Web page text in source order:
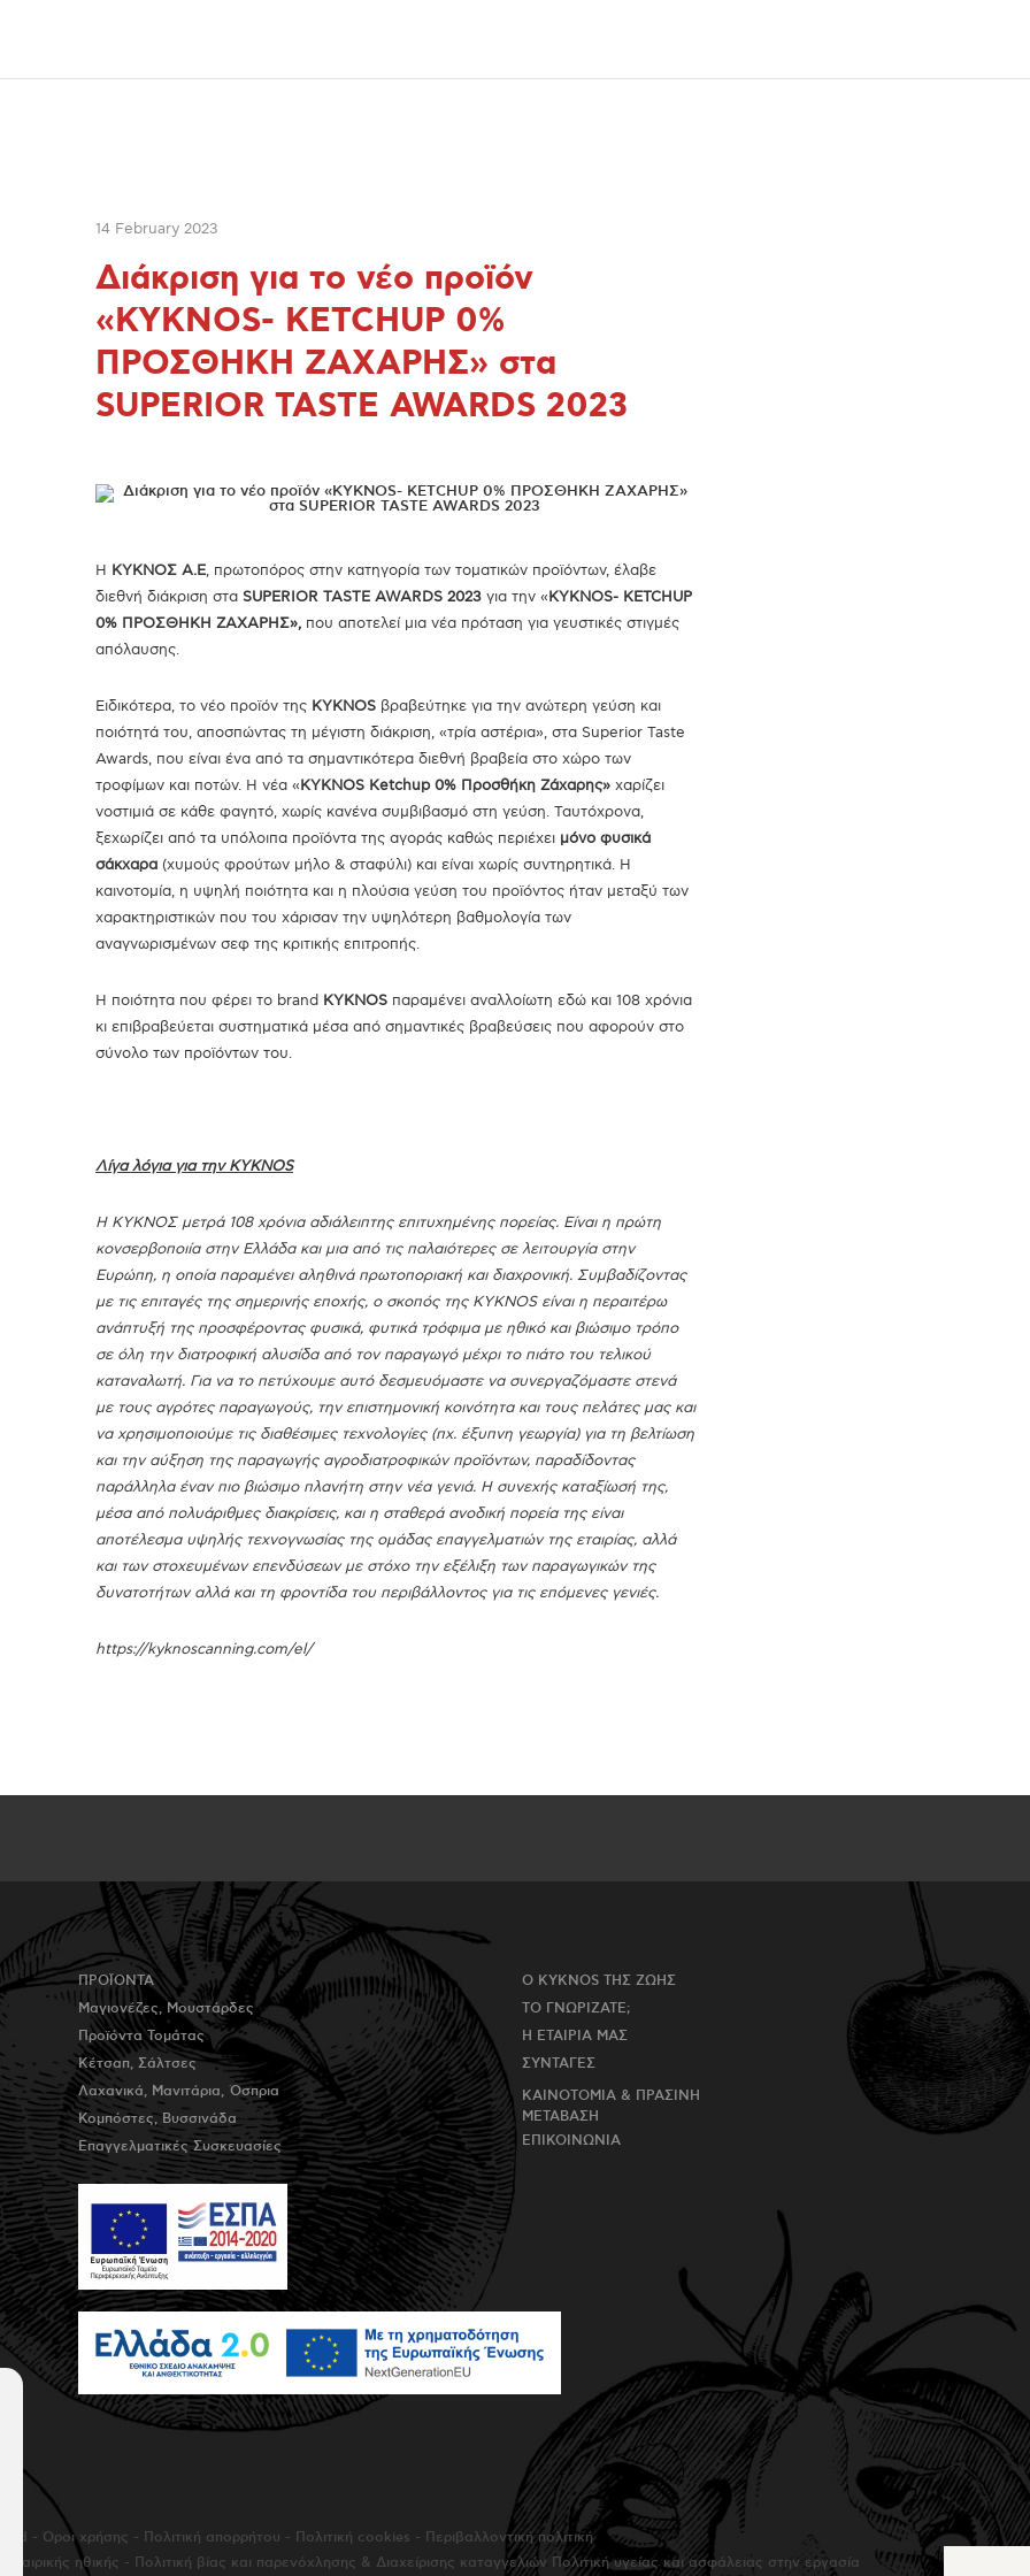
14 February 2023
Διάκριση για το νέο προϊόν
«ΚΥΚΝΟS- KETCHUP 0%
ΠΡΟΣΘΗΚΗ ΖΑΧΑΡΗΣ» στα
SUPERIOR TASTE AWARDS 2023
Η ΚΥΚΝΟΣ Α.Ε, πρωτοπόρος στην κατηγορία των τοματικών προϊόντων, έλαβε
διεθνή διάκριση στα SUPERIOR TASTE AWARDS 2023 για την «ΚΥΚΝΟS- KETCHUP
0% ΠΡΟΣΘΗΚΗ ΖΑΧΑΡΗΣ», που αποτελεί μια νέα πρόταση για γευστικές στιγμές
απόλαυσης.
Ειδικότερα, το νέο προϊόν της KYKNOS βραβεύτηκε για την ανώτερη γεύση και
ποιότητά του, αποσπώντας τη μέγιστη διάκριση, «τρία αστέρια», στα Superior Taste
Awards, που είναι ένα από τα σημαντικότερα διεθνή βραβεία στο χώρο των
τροφίμων και ποτών. Η νέα «KYKNOS Ketchup 0% Προσθήκη Ζάχαρης» χαρίζει
νοστιμιά σε κάθε φαγητό, χωρίς κανένα συμβιβασμό στη γεύση. Ταυτόχρονα,
ξεχωρίζει από τα υπόλοιπα προϊόντα της αγοράς καθώς περιέχει μόνο φυσικά
σάκχαρα (χυμούς φρούτων μήλο & σταφύλι) και είναι χωρίς συντηρητικά. Η
καινοτομία, η υψηλή ποιότητα και η πλούσια γεύση του προϊόντος ήταν μεταξύ των
χαρακτηριστικών που του χάρισαν την υψηλότερη βαθμολογία των
αναγνωρισμένων σεφ της κριτικής επιτροπής.
Η ποιότητα που φέρει το brand KYKNOS παραμένει αναλλοίωτη εδώ και 108 χρόνια
κι επιβραβεύεται συστηματικά μέσα από σημαντικές βραβεύσεις που αφορούν στο
σύνολο των προϊόντων του.
Λίγα λόγια για τηνKYKNOS
Η ΚΥΚΝΟΣ μετρά 108 χρόνια αδιάλειπτης επιτυχημένης πορείας. Είναι η πρώτη
κονσερβοποιία στην Ελλάδα και μια από τις παλαιότερες σε λειτουργία στην
Ευρώπη, η οποία παραμένει αληθινά πρωτοποριακή και διαχρονική. Συμβαδίζοντας
με τις επιταγές της σημερινής εποχής, ο σκοπός της KYKNOS είναι η περαιτέρω
ανάπτυξή της προσφέροντας φυσικά, φυτικά τρόφιμα με ηθικό και βιώσιμο τρόπο
σε όλη την διατροφική αλυσίδα από τον παραγωγό μέχρι το πιάτο του τελικού
καταναλωτή. Για να το πετύχουμε αυτό δεσμευόμαστε να συνεργαζόμαστε στενά
με τους αγρότες παραγωγούς, την επιστημονική κοινότητα και τους πελάτες μας και
να χρησιμοποιούμε τις διαθέσιμες τεχνολογίες (πχ. έξυπνη γεωργία) για τη βελτίωση
και την αύξηση της παραγωγής αγροδιατροφικών προϊόντων, παραδίδοντας
παράλληλα έναν πιο βιώσιμο πλανήτη στην νέα γενιά. Η συνεχής καταξίωσή της,
μέσα από πολυάριθμες διακρίσεις, και η σταθερά ανοδική πορεία της είναι
αποτέλεσμα υψηλής τεχνογνωσίας της ομάδας επαγγελματιών της εταιρίας, αλλά
και των στοχευμένων επενδύσεων με στόχο την εξέλιξη των παραγωγικών της
δυνατοτήτων αλλά και τη φροντίδα του περιβάλλοντος για τις επόμενες γενιές.
https://kyknoscanning.com/el/
ΠΡΟΪΟΝΤΑ
Μαγιονέζες, Μουστάρδες
Προϊόντα Τομάτας
Κέτσαπ, Σάλτσες
Λαχανικά, Μανιτάρια, Όσπρια
Κομπόστες, Βυσσινάδα
Επαγγελματικές Συσκευασίες
Ο KYKNOS ΤΗΣ ΖΩΗΣ
ΤΟ ΓΝΩΡΙΖΑΤΕ;
Η ΕΤΑΙΡΙΑ ΜΑΣ
ΣΥΝΤΑΓΕΣ
ΚΑΙΝΟΤΟΜΙΑ & ΠΡΑΣΙΝΗ
ΜΕΤΑΒΑΣΗ
ΕΠΙΚΟΙΝΩΝΙΑ
- Όροι χρήσης - Πολιτική απορρήτου - Πολιτική cookies - Περιβαλλοντική πολιτική
εταιρικής ηθικής - Πολιτική βίας και παρενόχλησης & Διαχείρισης καταγγελιών Πολιτική υγείας και ασφάλειας στην εργασία